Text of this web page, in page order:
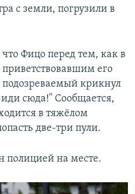
с земли, погрузили в
Фицо перед тем, как в
его
крикнул
сюда!" Сообщается,
в тяжёлом
две-три пули.
полицией на месте.